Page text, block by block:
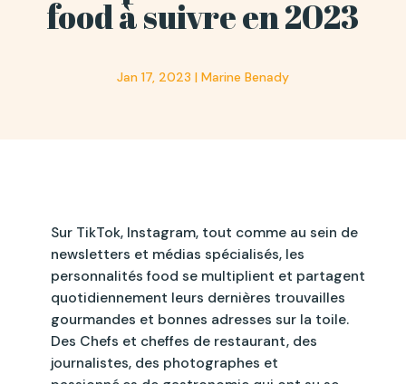
food à suivre en 2023
Jan 17, 2023 | Marine Benady
Sur TikTok, Instagram, tout comme au sein de
newsletters et médias spécialisés, les
personnalités food se multiplient et partagent
quotidiennement leurs dernières trouvailles
gourmandes et bonnes adresses sur la toile.
Des Chefs et cheffes de restaurant, des
journalistes, des photographes et